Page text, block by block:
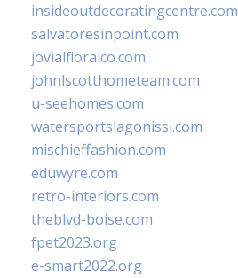
insideoutdecoratingcentre.com
salvatoresinpoint.com
jovialfloralco.com
johnlscotthometeam.com
u-seehomes.com
watersportslagonissi.com
mischieffashion.com
eduwyre.com
retro-interiors.com
theblvd-boise.com
fpet2023.org
e-smart2022.org